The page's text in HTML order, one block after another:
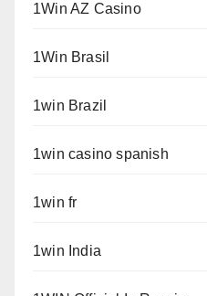
1Win AZ Casino
1Win Brasil
1win Brazil
1win casino spanish
1win fr
1win India